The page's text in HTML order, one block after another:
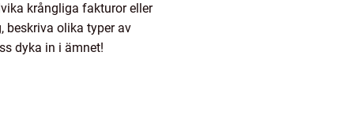
krångliga fakturor eller
beskriva olika typer av
dyka in i ämnet!